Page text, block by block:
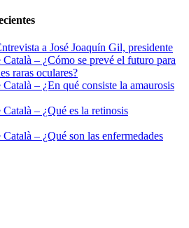
a José Joaquín Gil, presidente
– ¿Cómo se prevé el futuro para
raras oculares?
– ¿En qué consiste la amaurosis
– ¿Qué es la retinosis
– ¿Qué son las enfermedades